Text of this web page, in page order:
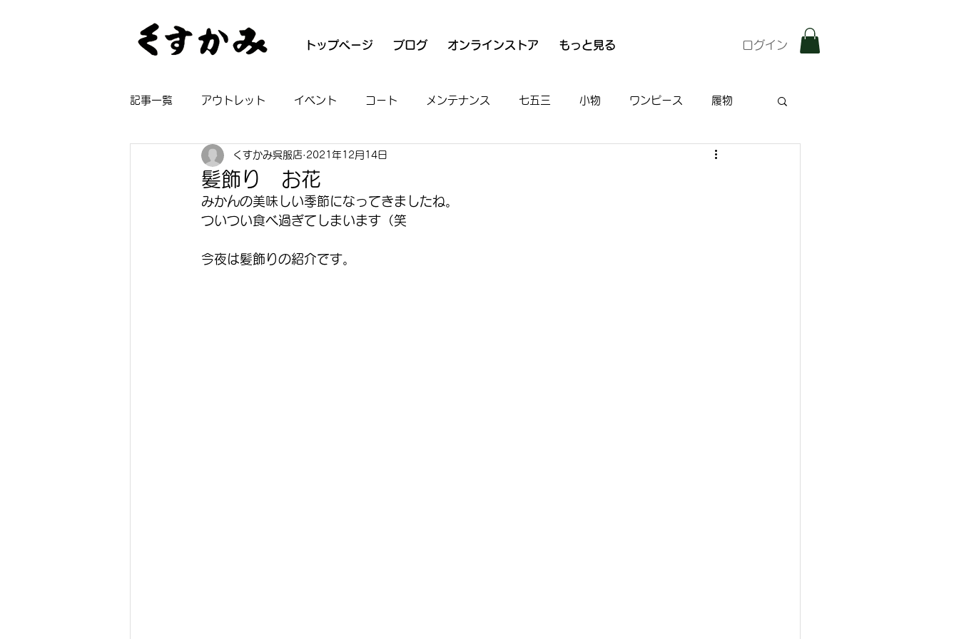
トップページ ブログ オンラインストア もっと見る ログイン
記事一覧 アウトレット イベント コート メンテナンス 七五三 小物 ワンピース 履物
着物 長襦袢 浴衣 魚河岸シャツ 特集記事
髪飾り お花
くすかみ呉服店 2021年12月14日
みかんの美味しい季節になってきましたね。
ついつい食べ過ぎてしまいます（笑
今夜は髪飾りの紹介です。